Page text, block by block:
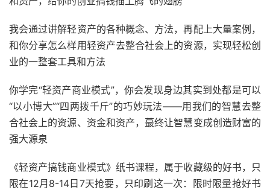
我会通过讲解轻资产的各种概念、方法，再配上大量案例，
和你分享怎么样用轻资产去整合社会上的资源，实现轻松创
业的一整套工具和方法
你学完“轻资产商业模式”，你会发现身边其实到处都是可以
“以小博大”“四两拨千斤”的巧妙玩法——用我们的智慧去整
合社会上的资源、资金和资产，蕞终让智慧变成创造财富的
强大源泉
《轻资产搞钱商业模式》纸书课程，属于收藏级的好书，只
限在12月8-14日7天抢要，只印刷这一次：限时限量抢好书